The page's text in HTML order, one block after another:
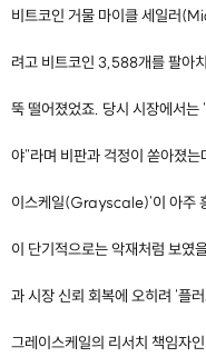
비트코인 거물 마이클 세일러
려고 비트코인 3,588개를 팔아
뚝 떨어졌었죠. 당시 시장에서는
야"라며 비판과 걱정이 쏟아졌
이스케일(Grayscale)'이 아주
이 단기적으로는 악재처럼 보였
과 시장 신뢰 회복에 오히려 '플
그레이스케일의 리서치 책임자